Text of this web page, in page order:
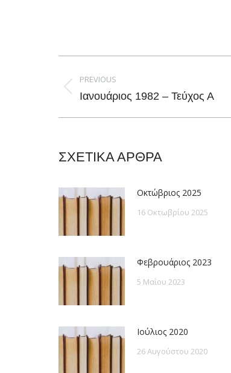
navigation
PREVIOUS
Previous
Ιανουάριος 1982 – Τεύχος Α
ΣΧΕΤΙΚΑ ΑΡΘΡΑ
Οκτώβριος 2025
16 Οκτωβρίου 2025
Φεβρουάριος 2023
5 Μαΐου 2023
Ιούλιος 2020
26 Αυγούστου 2020